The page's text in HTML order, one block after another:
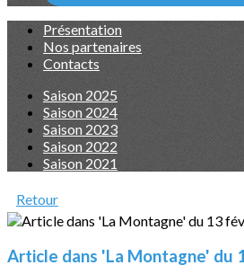
Présentation
Nos partenaires
Contacts
Saison 2025
Saison 2024
Saison 2023
Saison 2022
Saison 2021
Retour
Article dans 'La Montagne' du